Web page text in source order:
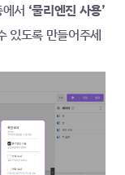
서
있도록 만들어주세